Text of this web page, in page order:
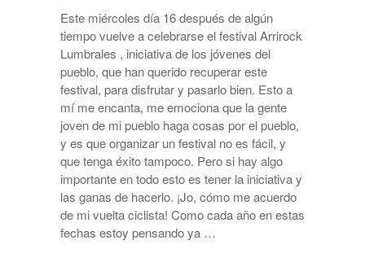
Este miércoles día 16 después de algún
tiempo vuelve a celebrarse el festival Arrirock
Lumbrales , iniciativa de los jóvenes del
pueblo, que han querido recuperar este
festival, para disfrutar y pasarlo bien. Esto a
mí me encanta, me emociona que la gente
joven de mi pueblo haga cosas por el pueblo,
y es que organizar un festival no es fácil, y
que tenga éxito tampoco. Pero si hay algo
importante en todo esto es tener la iniciativa y
las ganas de hacerlo. ¡Jo, cómo me acuerdo
de mi vuelta ciclista! Como cada año en estas
fechas estoy pensando ya …